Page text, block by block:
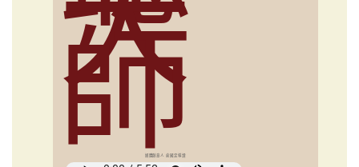
師
媒體創意人 俞國定導讀